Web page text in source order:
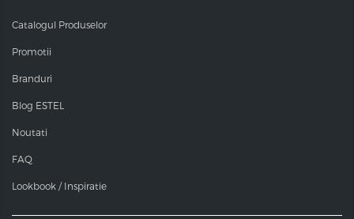
Catalogul Produselor
Promotii
Branduri
Blog ESTEL
Noutati
FAQ
Lookbook / Inspiratie